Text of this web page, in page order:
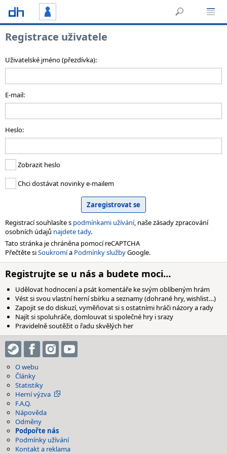
Registrace uživatele
Uživatelské jméno (přezdívka):
E-mail:
Heslo:
Zobrazit heslo
Chci dostávat novinky e-mailem
Registrací souhlasíte s podmínkami užívání, naše zásady zpracování
osobních údajů najdete tady.
Tato stránka je chráněna pomocí reCAPTCHA
Přečtěte siSoukromía Podmínky službyGoogle.
Registrujte se u nás a budete moci…
Udělovat hodnocení a psát komentáře ke svým oblíbeným hrám
Vést si svou vlastní herní sbírku a seznamy (dohrané hry, wishlist…)
Zapojit se do diskuzí, vyměňovat si s ostatními hráči názory a rady
Najít si spoluhráče, domlouvat si společné hry i srazy
Pravidelně soutěžit o řadu skvělých her
O webu
Články
Statistiky
Herní výzva
F.A.Q.
Nápověda
Odměny
Podpořte nás
Podmínky užívání
Kontakt a reklama